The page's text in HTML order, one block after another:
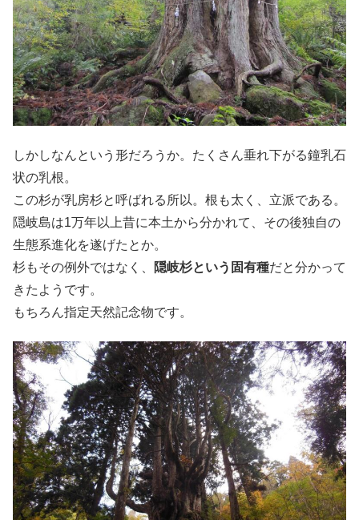
しかしなんという形だろうか。たくさん垂れ下がる鐘乳石
状の乳根。
この杉が乳房杉と呼ばれる所以。根も太く、立派である。
隠岐島は1万年以上昔に本土から分かれて、その後独自の
生態系進化を遂げたとか。
杉もその例外ではなく、
隠岐杉という固有種だと分かって
きたようです。
もちろん指定天然記念物です。